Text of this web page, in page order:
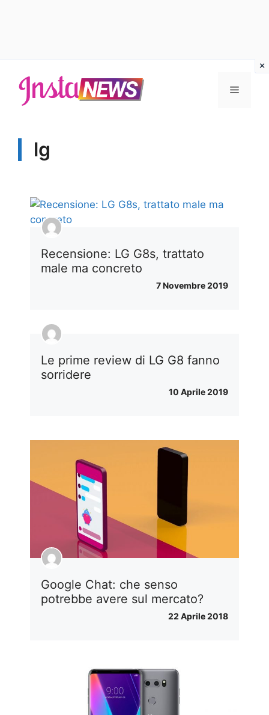
contenuto
Menu
lg
Recensione: LG G8s, trattato
male ma concreto
7 Novembre 2019
Le prime review di LG G8 fanno
sorridere
10 Aprile 2019
Google Chat: che senso
potrebbe avere sul mercato?
22 Aprile 2018